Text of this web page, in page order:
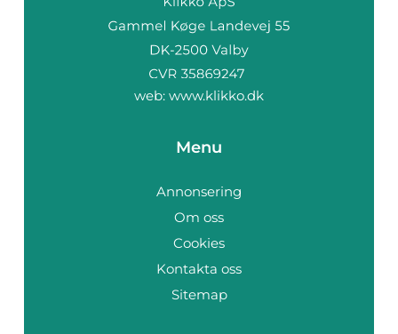
web: www.klikko.dk
Menu
Annonsering
Om oss
Cookies
Kontakta oss
Sitemap